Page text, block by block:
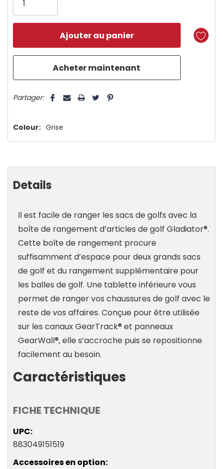
plus
Partager:
Colour: Grise
Details
Il est facile de ranger les sacs de golfs avec la
boîte de rangement d’articles de golf Gladiator®.
Cette boîte de rangement procure
suffisamment d’espace pour deux grands sacs
de golf et du rangement supplémentaire pour
les balles de golf. Une tablette inférieure vous
permet de ranger vos chaussures de golf avec le
reste de vos affaires. Conçue pour être utilisée
sur les canaux GearTrack® et panneaux
GearWall®, elle s’accroche puis se repositionne
facilement au besoin.
Caractéristiques
FICHE TECHNIQUE
UPC
883049151519
Accessoires en option